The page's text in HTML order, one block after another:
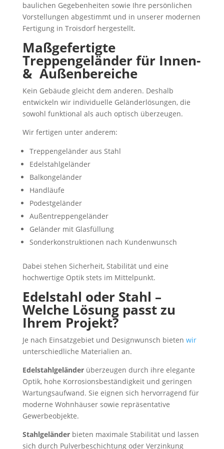
baulichen Gegebenheiten sowie Ihre persönlichen
Vorstellungen abgestimmt und in unserer modernen
Fertigung in Troisdorf hergestellt.
Maßgefertigte
Treppengeländer für Innen-
& Außenbereiche
Kein Gebäude gleicht dem anderen. Deshalb
entwickeln wir individuelle Geländerlösungen, die
sowohl funktional als auch optisch überzeugen.
Wir fertigen unter anderem:
Treppengeländer aus Stahl
Edelstahlgeländer
Balkongeländer
Handläufe
Podestgeländer
Außentreppengeländer
Geländer mit Glasfüllung
Sonderkonstruktionen nach Kundenwunsch
Dabei stehen Sicherheit, Stabilität und eine
hochwertige Optik stets im Mittelpunkt.
Edelstahl oder Stahl –
Welche Lösung passt zu
Ihrem Projekt?
Je nach Einsatzgebiet und Designwunsch bieten wir
unterschiedliche Materialien an.
Edelstahlgeländerüberzeugen durch ihre elegante
Optik, hohe Korrosionsbeständigkeit und geringen
Wartungsaufwand. Sie eignen sich hervorragend für
moderne Wohnhäuser sowie repräsentative
Gewerbeobjekte.
Stahlgeländerbieten maximale Stabilität und lassen
sich durch Pulverbeschichtung oder Verzinkung